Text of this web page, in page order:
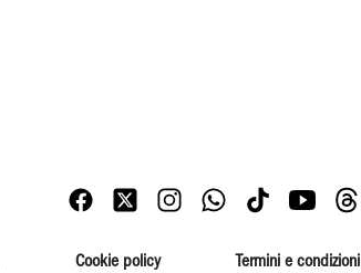
Cookie policy Termini e condizioni